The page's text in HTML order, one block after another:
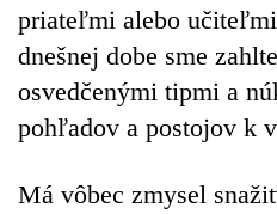
priateľmi alebo
dnešnej dobe sme
osvedčenými tipmi a
pohľadov a postojov k
Má vôbec zmysel